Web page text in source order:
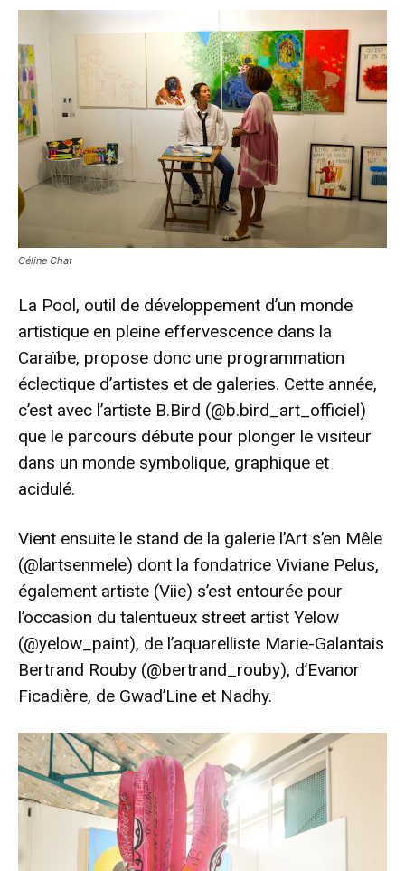
Céline Chat
La Pool, outil de développement d’un monde
artistique en pleine effervescence dans la
Caraïbe, propose donc une programmation
éclectique d’artistes et de galeries. Cette année,
c’est avec l’artiste B.Bird (@b.bird_art_officiel)
que le parcours débute pour plonger le visiteur
dans un monde symbolique, graphique et
acidulé.
Vient ensuite le stand de la galerie l’Art s’en Mêle
(@lartsenmele) dont la fondatrice Viviane Pelus,
également artiste (Viie) s’est entourée pour
l’occasion du talentueux street artist Yelow
(@yelow_paint), de l’aquarelliste Marie-Galantais
Bertrand Rouby (@bertrand_rouby), d’Evanor
Ficadière, de Gwad’Line et Nadhy.